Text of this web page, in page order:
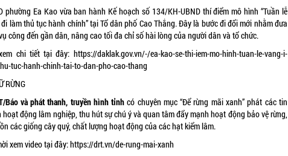
phường Ea Kao vừa ban hành Kế hoạch số 134/KH-UBND thí điểm mô hình “Tuần lễ
làm thủ tục hành chính” tại Tổ dân phố Cao Thắng. Đây là bước đi đổi mới nhằm đưa
công đến gần dân, nâng cao tối đa chỉ số hài lòng của người dân và tổ chức.
chi tiết tại đây: https://daklak.gov.vn/-/ea-kao-se-thi-iem-mo-hinh-tuan-le-vang-i-
tuc-hanh-chinh-tai-to-dan-pho-cao-thang
RỪNG
Báo và phát thanh, truyền hình tỉnh có chuyên mục “Để rừng mãi xanh” phát các tin
hoạt động lâm nghiệp, thu hút sự chú ý và quan tâm đẩy mạnh hoạt động bảo vệ rừng,
các giống cây quý, chất lượng hoạt động của các hạt kiểm lâm.
xem video tại đây:https://drt.vn/de-rung-mai-xanh